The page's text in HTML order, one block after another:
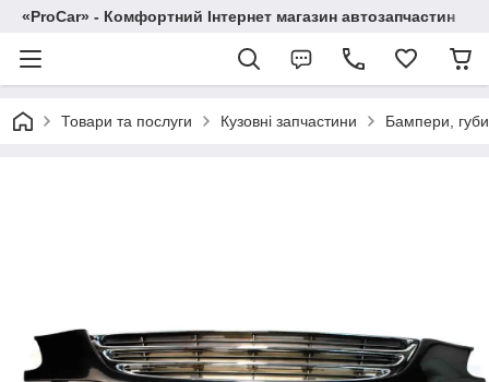
«ProCar» - Комфортний Інтернет магазин автозапчастин
Товари та послуги Кузовні запчастини Бампери,